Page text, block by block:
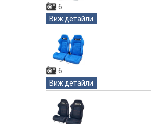
6
Виж детайли
6
Виж детайли